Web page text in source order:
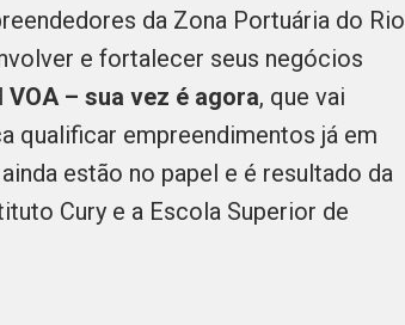
da Zona Portuária do Rio
e fortalecer seus negócios
VOA – sua vez é agora, que vai
qualificar empreendimentos já em
estão no papel e é resultado da
Cury e a Escola Superior de